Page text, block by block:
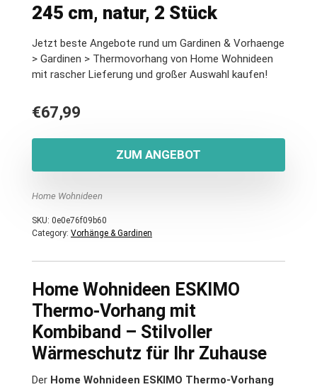
245 cm, natur, 2 Stück
Jetzt beste Angebote rund um Gardinen & Vorhaenge
> Gardinen > Thermovorhang von Home Wohnideen
mit rascher Lieferung und großer Auswahl kaufen!
€67,99
ZUM ANGEBOT
Home Wohnideen
SKU: 0e0e76f09b60
Category: Vorhänge & Gardinen
Home Wohnideen ESKIMO
Thermo-Vorhang mit
Kombiband – Stilvoller
Wärmeschutz für Ihr Zuhause
Der Home Wohnideen ESKIMO Thermo-Vorhang